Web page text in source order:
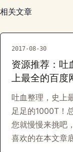
相关文章
2017-08-30
资源推荐：吐
上最全的百度
吐血整理，史上
足足的1000T！
您就慢慢来挑吧
喜欢的在本文章